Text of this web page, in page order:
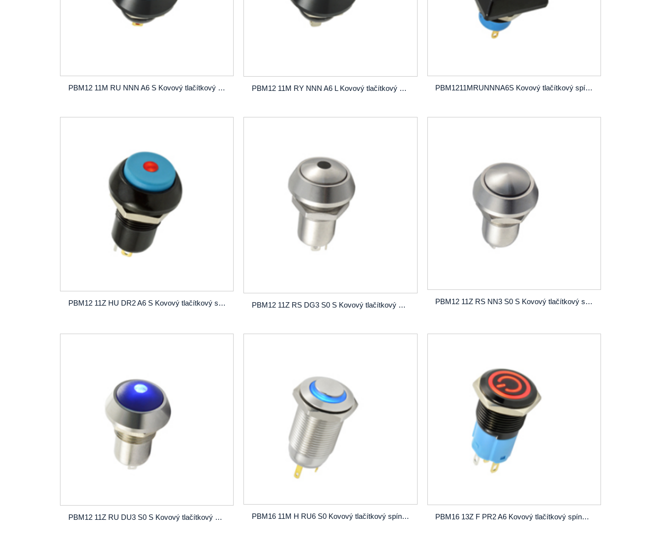
PBM12 11M RU NNN A6 S Kovový tlačítkový spínač SPST OD12 mm se zámkem nebo bez zámku PBM12 11M RY NNN A6 L Kovový tlačítkový spínač SPST OD12 mm se zámkem nebo bez zámku PBM1211MRUNNNA6S Kovový tlačítkový spínač SPST OD12 mm se zámkem nebo bez zámku
PBM12 11Z HU DR2 A6 S Kovový tlačítkový spínač SPST OD12 mm se zámkem nebo bez zámku PBM12 11Z RS DG3 S0 S Kovový tlačítkový spínač SPST OD12 mm se zámkem nebo bez zámku PBM12 11Z RS NN3 S0 S Kovový tlačítkový spínač SPST OD12 mm se zámkem nebo bez zámku
PBM12 11Z RU DU3 S0 S Kovový tlačítkový spínač SPST OD12 mm se zámkem nebo bez zámku PBM16 11M H RU6 S0 Kovový tlačítkový spínač SPST OD 16mm zámek s out LED PBM16 13Z F PR2 A6 Kovový tlačítkový spínač SPST OD16mm zámek bez LED